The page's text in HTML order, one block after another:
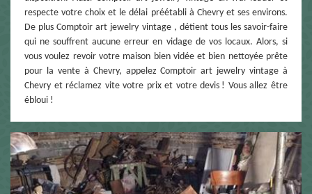
respecte votre choix et le délai préétabli à Chevry et ses environs.
De plus Comptoir art jewelry vintage , détient tous les savoir-faire
qui ne souffrent aucune erreur en vidage de vos locaux. Alors, si
vous voulez revoir votre maison bien vidée et bien nettoyée prête
pour la vente à Chevry, appelez Comptoir art jewelry vintage à
Chevry et réclamez vite votre prix et votre devis ! Vous allez être
ébloui !